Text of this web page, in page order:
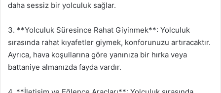
daha sessiz bir yolculuk sağlar.
3. **Yolculuk Süresince Rahat Giyinmek**: Yolculuk
sırasında rahat kıyafetler giymek, konforunuzu artıracaktır.
Ayrıca, hava koşullarına göre yanınıza bir hırka veya
battaniye almanızda fayda vardır.